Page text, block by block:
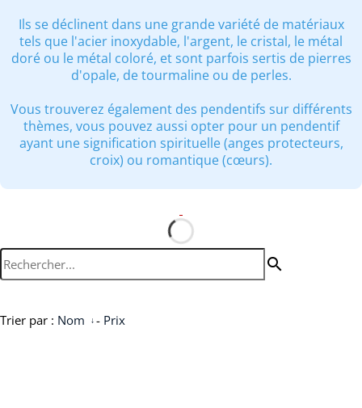
Ils se déclinent dans une grande variété de matériaux
tels que l'acier inoxydable, l'argent, le cristal, le métal
doré ou le métal coloré, et sont parfois sertis de pierres
d'opale, de tourmaline ou de perles.
Vous trouverez également des pendentifs sur différents
thèmes, vous pouvez aussi opter pour un pendentif
ayant une signification spirituelle (anges protecteurs,
croix) ou romantique (cœurs).
search
Trier par : Nom - Prix